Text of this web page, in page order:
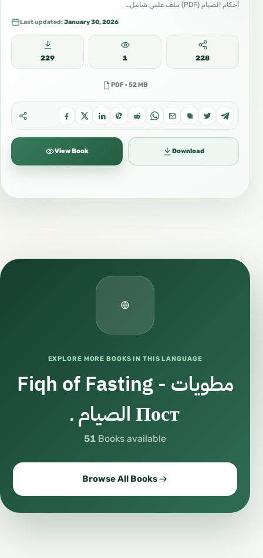
أحكام الصيام (PDF) ملف علمي شامل…
Last updated:January 30, 2026
229 1 228
PDF · 52 MB
View Book Download
EXPLORE MORE BOOKS IN THIS LANGUAGE
Fiqh of Fasting - مطويات
الصيام ـ Пост
51 Books available
Browse All Books